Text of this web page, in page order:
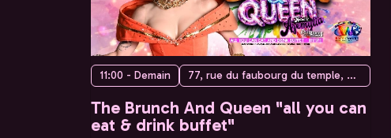
11:00 - Demain 77, rue du faubourg du temple, 75010 Paris, France
The Brunch And Queen "all you can
eat & drink buffet"